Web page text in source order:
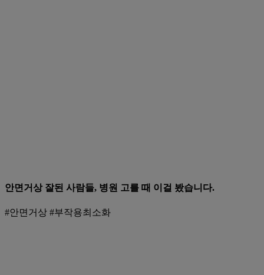
안면거상 잘된 사람들, 병원 고를 때 이걸 봤습니다.
#안면거상 #부작용최소화